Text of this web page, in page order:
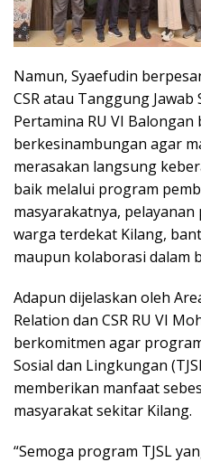
Namun, Syaefudin
CSR atau Tanggung
Pertamina RU VI
berkesinambungan agar
merasakan langsung
baik melalui program
masyarakatnya,
warga terdekat Kilang,
maupun kolaborasi dalam
Adapun dijelaskan oleh
Relation dan CSR RU VI
berkomitmen agar
Sosial dan Lingkungan
memberikan manfaat
masyarakat sekitar Kilang.
“Semoga program TJSL